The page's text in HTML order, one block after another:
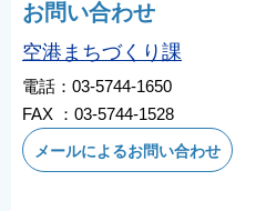
お問い合わせ
空港まちづくり課
電話：03-5744-1650
FAX ：03-5744-1528
メールによるお問い合わせ